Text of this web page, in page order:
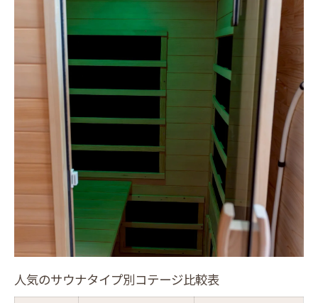
人気のサウナタイプ別コテージ比較表